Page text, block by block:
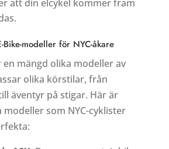
att din elcykel kommer fram
Bike-modeller för NYC-åkare
mängd olika modeller av
olika körstilar, från
äventyr på stigar. Här är
som NYC-cyklister